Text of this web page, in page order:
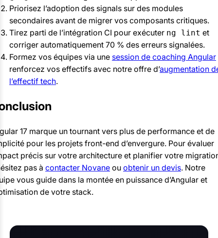
Priorisez l’adoption des signals sur des modules
secondaires avant de migrer vos composants critiques.
Tirez parti de l’intégration CI pour exécuter ng lint et
corriger automatiquement 70 % des erreurs signalées.
Formez vos équipes via une session de coaching Angular
renforcez vos effectifs avec notre offre d’augmentation
l’effectif tech.
17 marque un tournant vers plus de performance et de
pour les projets front-end d’envergure. Pour évaluer
précis sur votre architecture et planifier votre
pas à contacter Novane ou obtenir un devis. Notre
vous guide dans la montée en puissance d’Angular et
de votre stack.